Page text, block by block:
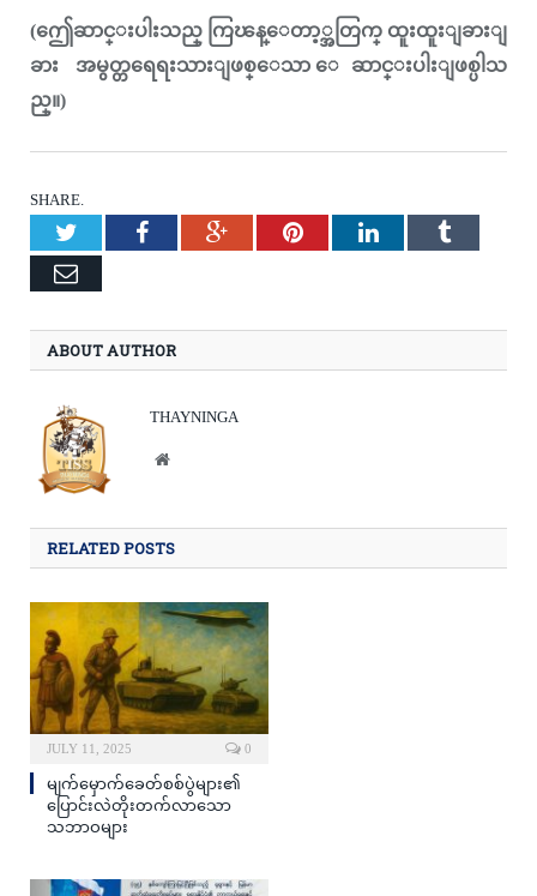
(ဤေဆာင္းပါးသည္ ကြၽန္ေတာ့္အတြက္ ထူးထူးျခားျ
ခား အမွတ္တရေရးသားျဖစ္ေသာ ေဆာင္းပါးျဖစ္ပါသ
ည္။)
SHARE.
TwitterFacebookGoogle+PinterestLinkedInTumblr
Email
ABOUT AUTHOR
THAYNINGA
Website
RELATED POSTS
JULY 11, 2025 0
မျက်မှောက်ခေတ်စစ်ပွဲများ၏
ပြောင်းလဲတိုးတက်လာသော
သဘာဝများ